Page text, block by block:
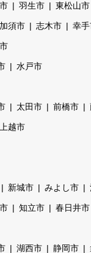
羽生市 東松山市
加須市 志木市 幸
水戸市
太田市 前橋市
上越市
新城市 みよし市
知立市 春日井市
湖西市 静岡市